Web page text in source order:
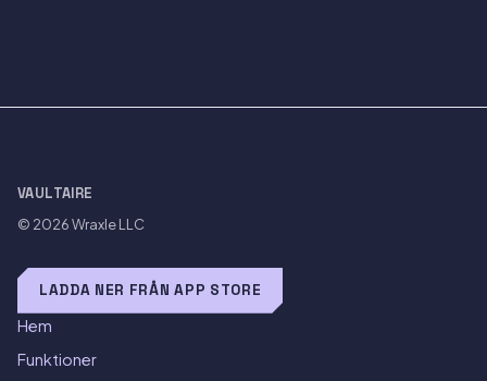
VAULTAIRE
© 2026Wraxle LLC
LADDA NER FRÅN APP STORE
Hem
Funktioner